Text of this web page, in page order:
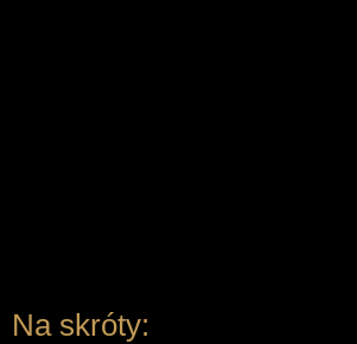
Na skróty: